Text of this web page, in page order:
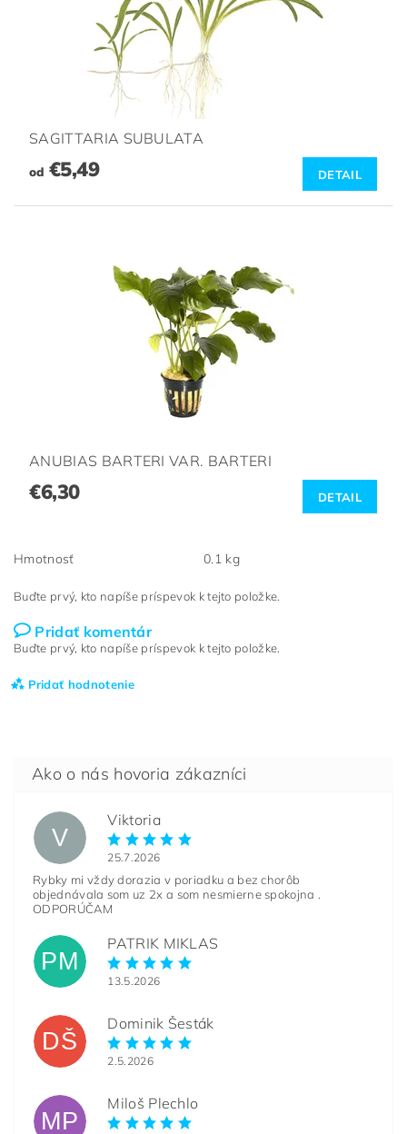
SAGITTARIA SUBULATA
od €5,49 DETAIL
ANUBIAS BARTERI VAR. BARTERI
€6,30 DETAIL
Hmotnosť 0.1 kg
Buďte prvý, kto napíše príspevok k tejto položke.
Pridať komentár
Buďte prvý, kto napíše príspevok k tejto položke.
Pridať hodnotenie
V
Viktoria
25.7.2026
Rybky mi vždy dorazia v poriadku a bez chorôb
objednávala som uz 2x a som nesmierne spokojna .
ODPORÚČAM
PM
PATRIK MIKLAS
13.5.2026
DŠ
Dominik Šesták
2.5.2026
MP
Miloš Plechlo